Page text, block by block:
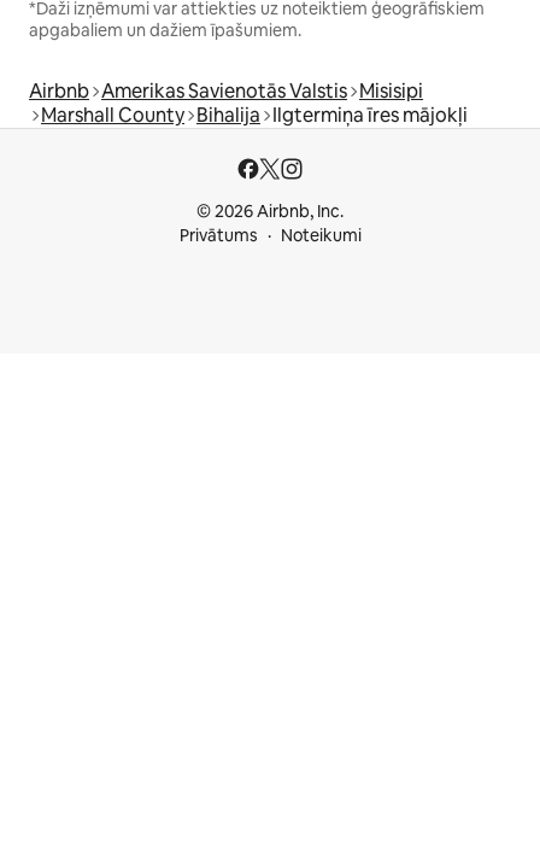
*Daži izņēmumi var attiekties uz noteiktiem ģeogrāfiskiem
apgabaliem un dažiem īpašumiem.
Airbnb Amerikas Savienotās Valstis Misisipi
Marshall County Bihalija Ilgtermiņa īres mājokļi
© 2026 Airbnb, Inc.
Privātums
Noteikumi